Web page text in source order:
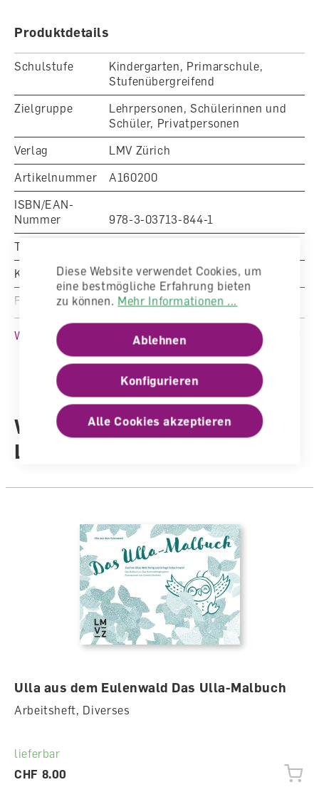
Produktdetails
Schulstufe
Kindergarten, Primarschule,
Stufenübergreifend
Zielgruppe
Lehrpersonen, Schülerinnen und
Schüler, Privatpersonen
Verlag
LMV Zürich
Artikelnummer
A160200
ISBN/EAN-
Nummer
978-3-03713-844-1
Typ
Klasse
Kindergarten, 1. Klasse, 2. Klasse
Fachbereich
Medien und Informatik
2. Auflage 2021 (Ausgabe 2018)
Sprache
Deutsch
Autoren /
Illustratoren
Eveline Hipeli (Illustrationen:
Cornelia Diethelm)
Anzahl Seiten
32
Weitere Produktinformationen
Weitere Produkte aus dem
Lehrwerk
Ulla aus dem Eulenwald Das Ulla-Malbuch
Arbeitsheft, Diverses
lieferbar
CHF 8.00
Diese Website verwendet Cookies, um
eine bestmögliche Erfahrung bieten
zu können. Mehr Informationen ...
Ablehnen
Konfigurieren
Alle Cookies akzeptieren